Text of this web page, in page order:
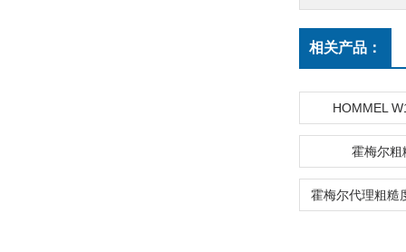
相关产品：
HOMMEL
霍梅尔粗